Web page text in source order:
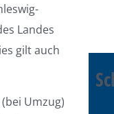
Landes
gilt auch
Umzug)